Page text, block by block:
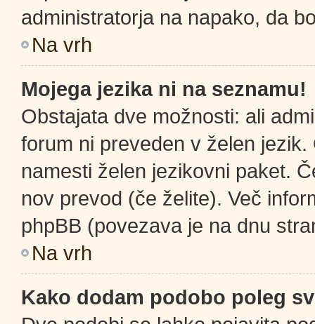
administratorja na napako, da
Na vrh
Mojega jezika ni na seznamu!
Obstajata dve možnosti: ali
forum ni preveden v želen
namesti želen jezikovni paket.
nov prevod (če želite). Več
phpBB (povezava je na dnu
Na vrh
Kako dodam podobo poleg